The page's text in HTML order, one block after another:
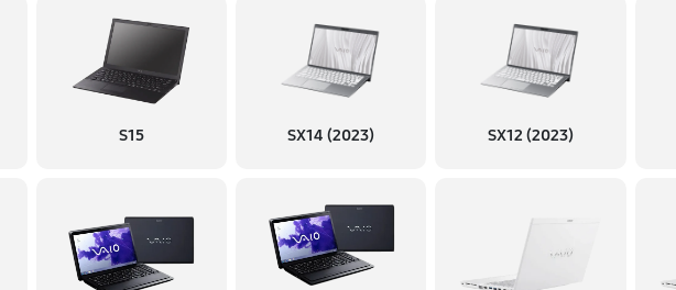
S15 SX14 (2023) SX12 (2023)